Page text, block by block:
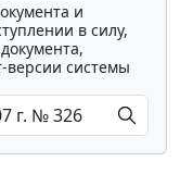
и
в силу,
версии системы